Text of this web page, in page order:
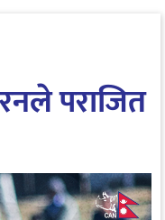
पराजित